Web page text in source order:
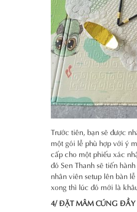
Trước tiên, bạn sẽ được
một gói lễ phù hợp với ý
cấp cho một phiếu xác
đó Sen Thanh sẽ tiến
nhân viên setup lên bàn
xong thì lúc đó mới là
4/ ĐẶT MÂM CÚNG ĐẦY